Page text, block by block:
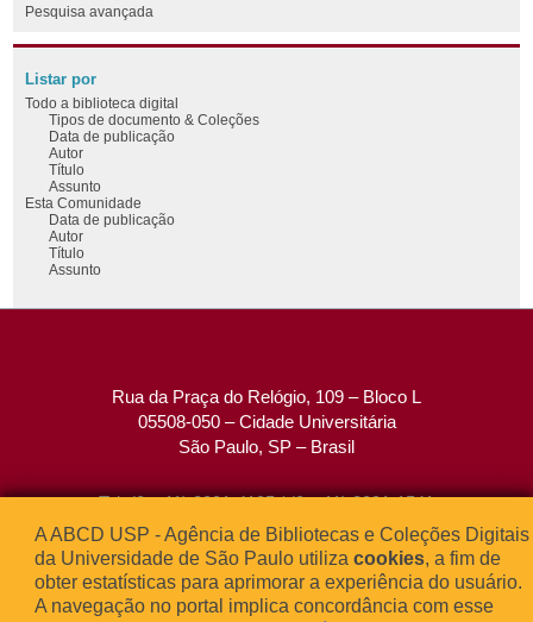
Pesquisa avançada
Listar por
Todo a biblioteca digital
Tipos de documento & Coleções
Data de publicação
Autor
Título
Assunto
Esta Comunidade
Data de publicação
Autor
Título
Assunto
Rua da Praça do Relógio, 109 – Bloco L
05508-050 – Cidade Universitária
São Paulo, SP – Brasil
Tel: (0xx11) 3091-4195 / (0xx11) 3091-1541
Fax: (0xx11) 3091-1567
E-mail:atendimento@abcd.usp.br
A ABCD USP - Agência de Bibliotecas e Coleções Digitais
da Universidade de São Paulo utiliza cookies, a fim de
obter estatísticas para aprimorar a experiência do usuário.
A navegação no portal implica concordância com esse